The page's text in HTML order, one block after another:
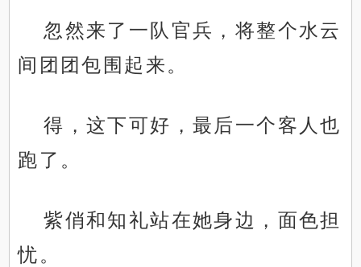
忽然来了一队官兵，将整个水云
间团团包围起来。
得，这下可好，最后一个客人也
跑了。
紫俏和知礼站在她身边，面色担
忧。